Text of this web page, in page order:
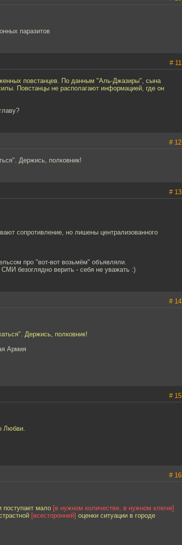
паразитов
# 11
повстанцев. По данным "Аль-Джазиры", сына
Повстанцы не располагают информацией, где он
# 12
Держись, полковник!
# 13
сопротивление, но лишены централизованного
про "вот-вот возьмём" объявляли.
безоглядно верить - себя не уважать :)
# 14
Держись, полковник!
Армия
# 15
Любви.
# 16
поступает мало [в нужном количестве, в нужном ключе]
[всесторонней] оценки ситуации в городе